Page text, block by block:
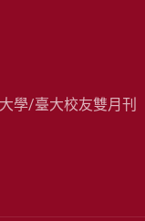
學/臺大校友雙月刊